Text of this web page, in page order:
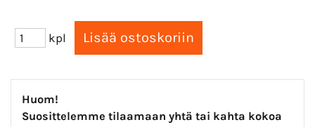
kpl
Huom!
Suosittelemme tilaamaan yhtä tai kahta kokoa